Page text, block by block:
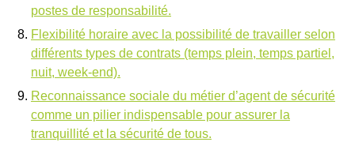
postes de responsabilité.
Flexibilité horaire avec la possibilité de travailler selon
différents types de contrats (temps plein, temps partiel,
nuit, week-end).
Reconnaissance sociale du métier d’agent de sécurité
comme un pilier indispensable pour assurer la
tranquillité et la sécurité de tous.